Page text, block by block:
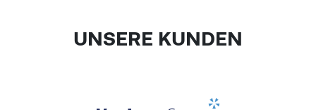
UNSERE KUNDEN